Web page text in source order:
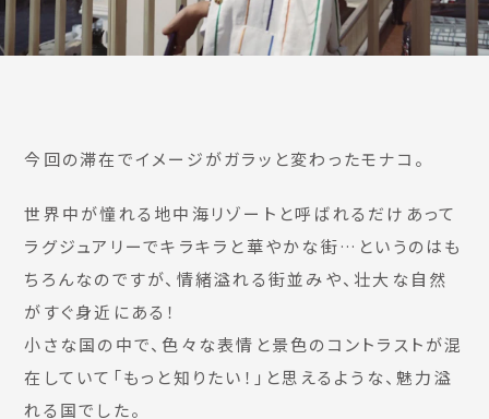
今回の滞在でイメージがガラッと変わったモナコ。
世界中が憧れる地中海リゾートと呼ばれるだけあって
ラグジュアリーでキラキラと華やかな街…というのはも
ちろんなのですが、情緒溢れる街並みや、壮大な自然
がすぐ身近にある！
小さな国の中で、色々な表情と景色のコントラストが混
在していて「もっと知りたい！」と思えるような、魅力溢
れる国でした。